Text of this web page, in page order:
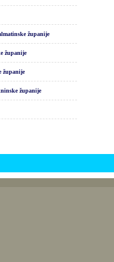
županije
županije
županije
županije